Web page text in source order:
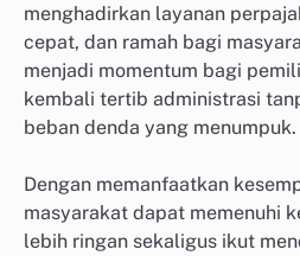
menghadirkan layanan
cepat, dan ramah bagi
menjadi momentum bagi
kembali tertib administrasi
beban denda yang menumpuk.
Dengan memanfaatkan
masyarakat dapat memenuhi
lebih ringan sekaligus ikut